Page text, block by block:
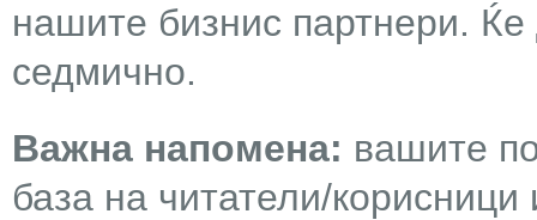
нашите бизнис партнери.
седмично.
Важна напомена: вашите
база на читатели/